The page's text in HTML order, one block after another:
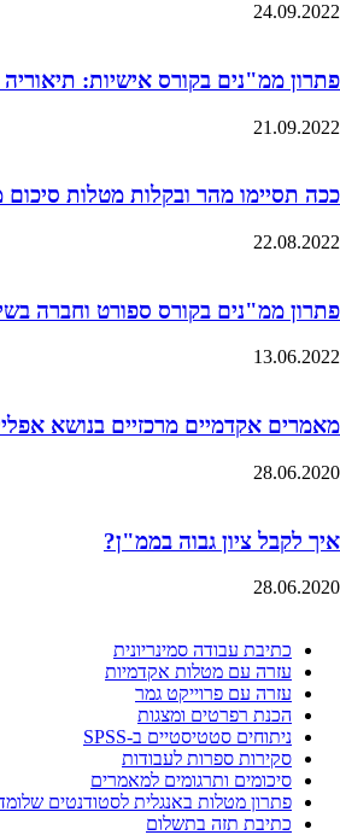
24.09.2022
פתרון ממ"נים בקורס אישיות:
21.09.2022
ככה תסיימו מהר ובקלות מטלות
22.08.2022
פתרון ממ"נים בקורס ספורט וחברה
13.06.2022
מאמרים אקדמיים מרכזיים בנושא
28.06.2020
איך לקבל ציון גבוה בממ"ן?
28.06.2020
כתיבת עבודה סמינריונית
עזרה עם מטלות אקדמיות
עזרה עם פרוייקט גמר
הכנת רפרטים ומצגות
ניתוחים סטטיסטיים ב-SPSS
סקירות ספרות לעבודות
סיכומים ותרגומים למאמרים
פתרון מטלות באנגלית לסטודנטים
כתיבת תזה בתשלום